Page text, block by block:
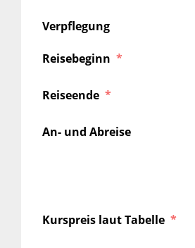
Verpflegung
Reisebeginn
Reiseende
An- und Abreise
Kurspreis laut Tabelle